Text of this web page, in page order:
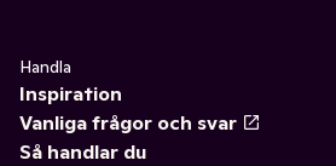
Handla
Inspiration
Vanliga frågor och svar
Så handlar du